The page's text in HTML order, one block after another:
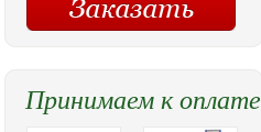
Принимаем к оплате